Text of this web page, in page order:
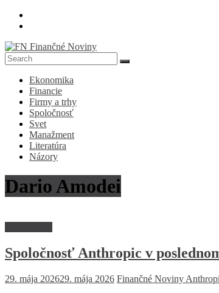
Skip
FN
Finančné
Noviny
Denník
ekonomike
spoločnosti
Ekonomika
Financie
Firmy a trhy
Spoločnosť
Svet
Manažment
Literatúra
Názory
Dario Amodei
Spoločnosť Anthropic v
29. mája 202629. mája 2026 Finančné Noviny